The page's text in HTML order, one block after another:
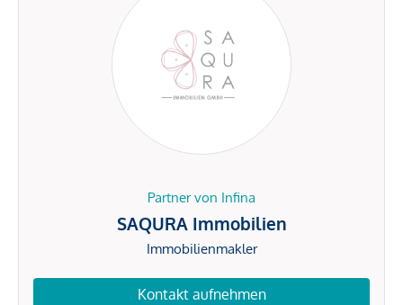
Partner von Infina
SAQURA Immobilien
Immobilienmakler
Kontakt aufnehmen